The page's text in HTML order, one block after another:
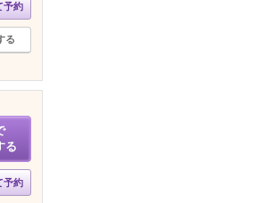
予約
る
る
予約